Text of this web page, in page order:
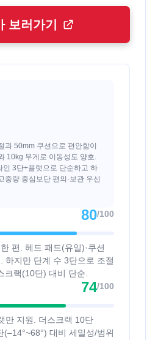
보러가기
과 50mm 쿠션으로 편안함이
10kg 무게로 이동성도 양호.
인 3단+플랫으로 단순하고 하
중량 중심보단 편의·보관 우선
80/100
편. 헤드 패드(유일)·쿠션
하지만 단계 수 3단으로 조절
크랙(10단) 대비 단순.
74/100
만 지원. 더스크랙 10단
(–14°~68°) 대비 세밀성/범위